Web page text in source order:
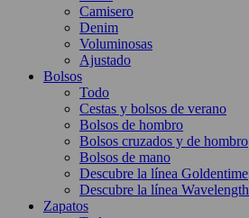
Camisero
Denim
Voluminosas
Ajustado
Bolsos
Todo
Cestas y bolsos de verano
Bolsos de hombro
Bolsos cruzados y de hombro
Bolsos de mano
Descubre la línea Goldentime
Descubre la línea Wavelength
Zapatos